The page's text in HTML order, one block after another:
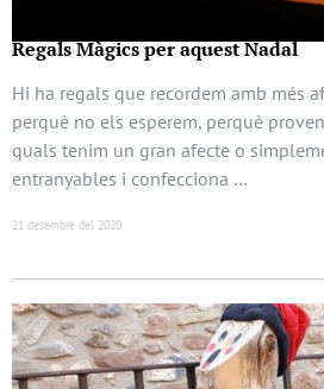
Regals Màgics per aquest Nadal
Hi ha regals que recordem amb més
perquè no els esperem, perquè
quals tenim un gran afecte o
entranyables i confecciona …
21 desembre del 2020